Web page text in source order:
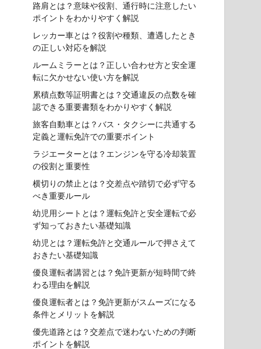
路肩とは？意味や役割、通行時に注意したい
ポイントをわかりやすく解説
レッカー車とは？役割や種類、遭遇したとき
の正しい対応を解説
ルームミラーとは？正しい合わせ方と安全運
転に欠かせない使い方を解説
累積点数等証明書とは？交通違反の点数を確
認できる重要書類をわかりやすく解説
旅客自動車とは？バス・タクシーに共通する
定義と運転免許での重要ポイント
ラジエーターとは？エンジンを守る冷却装置
の役割と重要性
横切りの禁止とは？交差点や踏切で必ず守る
べき重要ルール
幼児用シートとは？運転免許と安全運転で必
ず知っておきたい基礎知識
幼児とは？運転免許と交通ルールで押さえて
おきたい基礎知識
優良運転者講習とは？免許更新が短時間で終
わる理由を解説
優良運転者とは？免許更新がスムーズになる
条件とメリットを解説
優先道路とは？交差点で迷わないための判断
ポイントを解説